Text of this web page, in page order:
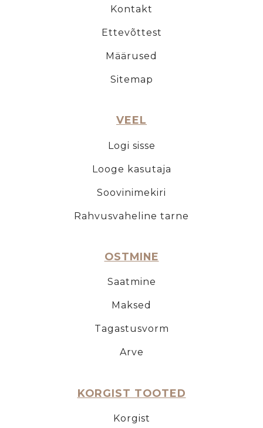
Kontakt
Ettevõttest
Määrused
Sitemap
VEEL
Logi sisse
Looge kasutaja
Soovinimekiri
Rahvusvaheline tarne
OSTMINE
Saatmine
Maksed
Tagastusvorm
Arve
KORGIST TOOTED
Korgist